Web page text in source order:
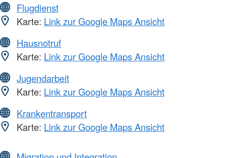
Flugdienst
Karte: Link zur Google Maps Ansicht
Hausnotruf
Karte: Link zur Google Maps Ansicht
Jugendarbeit
Karte: Link zur Google Maps Ansicht
Krankentransport
Karte: Link zur Google Maps Ansicht